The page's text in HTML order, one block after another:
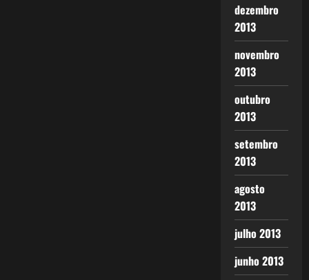
dezembro
2013
novembro
2013
outubro
2013
setembro
2013
agosto
2013
julho 2013
junho 2013